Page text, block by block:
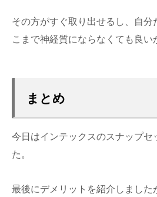
その方がすぐ取り出せるし、自分
こまで神経質にならなくても良
まとめ
今日はインテックスのスナップセ
た。
最後にデメリットを紹介しました